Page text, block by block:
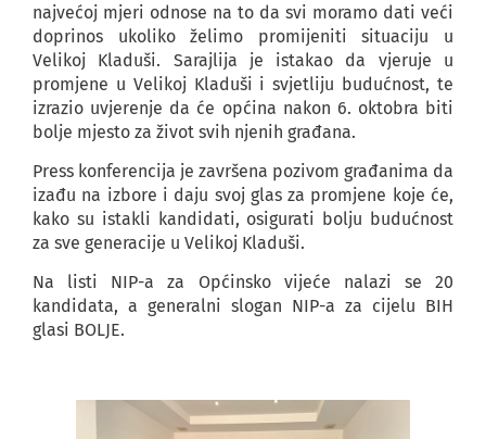
najvećoj mjeri odnose na to da svi moramo dati veći
doprinos ukoliko želimo promijeniti situaciju u
Velikoj Kladuši. Sarajlija je istakao da vjeruje u
promjene u Velikoj Kladuši i svjetliju budućnost, te
izrazio uvjerenje da će općina nakon 6. oktobra biti
bolje mjesto za život svih njenih građana.
Press konferencija je završena pozivom građanima da
izađu na izbore i daju svoj glas za promjene koje će,
kako su istakli kandidati, osigurati bolju budućnost
za sve generacije u Velikoj Kladuši.
Na listi NIP-a za Općinsko vijeće nalazi se 20
kandidata, a generalni slogan NIP-a za cijelu BIH
glasi BOLJE.